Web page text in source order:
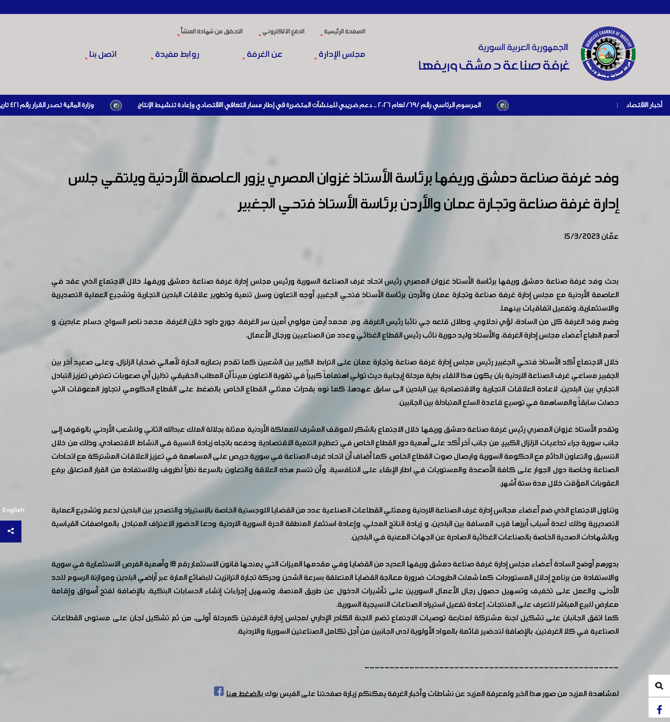
الصفحة الرئيسية الدفع الالكتروني التحقق من شهادة المنشأ
مجلس الإدارة عن الغرفة روابط مفيدة اتصل بنا
أخبار الاقتصاد | المرسوم الرئاسي رقم /69/ لعام 2026 .. دعم ضريبي للمنشآت المتضررة في إطار مسار التعافي الاقتصادي وإعادة تنشيط الإنتاج وزارة المالية تصدر القرار رقم 421 تاريخ 24/3/2026 المتضمن الزام المستوردين بإبراز براءة ذمة مالية سارية صادرة عن الهيئة العامة للضرائب والرسوم أو مديرياتها عند القيام بعمليات الاستيراد
English
وفد غرفة صناعة دمشق وريفها برئاسة الأستاذ غزوان المصري يزور العاصمة الأردنية ويلتقي جلس
إدارة غرفة صناعة وتجارة عمان والأردن برئاسة الأستاذ فتحي الجغبير
عمّان 15/3/2023
بحث وفد غرفة صناعة دمشق وريفها برئاسة الأستاذ غزوان المصري رئيس اتحاد غرف الصناعة السورية ورئيس مجلس إدارة غرفة صناعة دمشق وريفها، خلال الاجتماع الذي عقد في
العاصمة الأردنية مع مجلس إدارة غرفة صناعة وتجارة عمان والأردن برئاسة الأستاذ فتحي الجغبير، أوجه التعاون وسبل تنمية وتطوير علاقات البلدين التجارية وتشجيع العملية التصديرية
والاستثمارية، وتفعيل اتفاقيات بينهما.
وضم وفد الغرفة كل من السادة: لؤي نحلاوي، وطلال قلعه جي نائبا رئيس الغرفة، وم. محمد أيمن مولوي أمين سر الغرفة، جورج داود خازن الغرفة، محمد ناصر السواح، حسام عابدين، و
أدهم الطباع أعضاء مجلس إدارة الغرفة، والأستاذ وليد حورية نائب رئيس القطاع الغذائي وعدد من الصناعيين ورجال الأعمال.
خلال الاجتماع أكد الأستاذ فتحي الجغبير رئيس مجلس إدارة غرفة صناعة وتجارة عمان على الترابط الكبير بين الشعبين كما تقدم بتعازيه الحارة لأهالي ضحايا الزلزال، وعلى صعيد آخر بين
الجفبير مساعي غرف الصناعة الاردنية بان يكون هذا اللقاء بداية مرحلة إيجابية حيث تولي اهتماماً كبيراً في تقوية التعاون مبيناً أن المطلب الحقيقي تذليل أي صعوبات تعترض تعزيز التبادل
التجاري بين البلدين، لاعادة العلاقات التجارية والاقتصادية بين البلدين الى سابق عهدها، كما نوه بقدرات ممثلي القطاع الخاص بالضغط على القطاع الحكومي لتجاوز المعوقات التي
حصلت سابقاً والمساهمة في توسيع قاعدة السلع المتبادلة بين الجانبين.
وتقدم الأستاذ غزوان المصري رئيس غرفة صناعة دمشق وريفها خلال الاجتماع بالشكر للموقف المشرف للمملكة الأردنية ممثلة بجلالة الملك عبدالله الثاني وللشعب الأردني بالوقوف إلى
جانب سورية جراء تداعيات الزلزال الكبير، من جانب آخر أكد على أهمية دور القطاع الخاص في تعظيم التنمية الاقتصادية ودفعه باتجاه زيادة النسبية في النشاط الاقتصادي، وذلك من خلال
التنسيق والتعاون الدائم مع الحكومة السورية وايصال صوت القطاع الخاص، كما أضاف أن اتحاد غرف الصناعة في سورية حريص على المساهمة في تعزيز العلاقات المشتركة مع اتحادات
الصناعة وخاصة دول الجوار على كافة الأصعدة والمستويات في اطار الإبقاء على التنافسية، وأن تتسم هذه العلاقة والتعاون بالسرعة نظراً لظروف وللاستفادة من القرار المتعلق برفع
العقوبات المؤقت خلال مدة ستة أشهر.
وتناول الاجتماع الذي ضم أعضاء مجالس إدارة غرف الصناعة الاردنية وممثلي القطاعات الصناعية عدد من القضايا اللوجستية الخاصة بالاستيراد والتصدير بين البلدين لدعم وتشجيع العملية
التصديرية وذلك لعدة أسباب أبرزها قرب المسافة بين البلدين، و زيادة الناتج المحلي، وإعادة استثمار المنطقة الحرة السورية الاردنية ودعا الحضور الاعتراف المتبادل بالمواصفات القياسية
وبالشهادات الصحية الخاصة بالصناعات الغذائية الصادرة عن الجهات المعنية في البلدين.
بدورهم أوضح السادة أعضاء مجلس إدارة غرفة صناعة دمشق وريفها العديد من القضايا وفي مقدمها الميزات التي يمنحها قانون الاستثمار رقم ١٨ وأهمية الفرص الاستثمارية في سورية
والاستفادة من برنامج إحلال المستوردات كما شملت الطروحات ضرورة معالجة القضايا المتعلقة بسرعة الشحن وحركة تجارة الترانزيت للبضائع المارة عبر أراضي البلدين وموازنة الرسوم للحد
الأدنى، والعمل على تخفيف وتسهيل حصول رجال الأعمال السوريين على تأشيرات الدخول عن طريق المنصة، وتسهيل إجراءات إنشاء الحسابات البنكية، بالإضافة لفتح أسواق وإقامة
معارض للبيع المباشر للتعرف على المنتجات، إعادة تفعيل استيراد الصناعات النسيجية السورية.
كما اتفق الجانبان على تشكيل لجنة مشتركة لمتابعة توصيات الاجتماع تضم اللجنة الكادر الإداري لمجلس إدارة الغرفتين كمرحلة أولى، من ثم تشكيل لجان على مستوى القطاعات
الصناعية في كلا الغرفتين، بالإضافة لتحضير قائمة بالمواد الأولوية لدى الجانبين من أجل تكامل الصناعتين السورية والاردنية.
---------------------------------------------------
لمشاهدة المزيد من صور هذا الخبر ولمعرفة المزيد عن نشاطات وأخبار الغرفة يمكنكم زيارة صفحتنا على الفيس بوكبالضغط هنا